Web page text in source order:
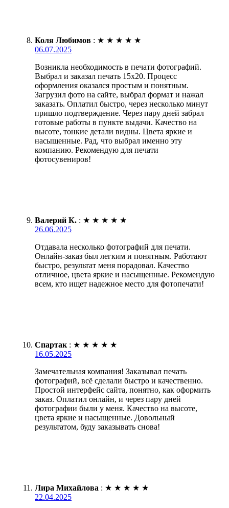
Коля Любимов : ★ ★ ★ ★ ★
06.07.2025
Возникла необходимость в печати фотографий.
Выбрал и заказал печать 15х20. Процесс
оформления оказался простым и понятным.
Загрузил фото на сайте, выбрал формат и нажал
заказать. Оплатил быстро, через несколько минут
пришло подтверждение. Через пару дней забрал
готовые работы в пункте выдачи. Качество на
высоте, тонкие детали видны. Цвета яркие и
насыщенные. Рад, что выбрал именно эту
компанию. Рекомендую для печати
фотосувениров!
Валерий К. : ★ ★ ★ ★ ★
26.06.2025
Отдавала несколько фотографий для печати.
Онлайн-заказ был легким и понятным. Работают
быстро, результат меня порадовал. Качество
отличное, цвета яркие и насыщенные. Рекомендую
всем, кто ищет надежное место для фотопечати!
Спартак : ★ ★ ★ ★ ★
16.05.2025
Замечательная компания! Заказывал печать
фотографий, всё сделали быстро и качественно.
Простой интерфейс сайта, понятно, как оформить
заказ. Оплатил онлайн, и через пару дней
фотографии были у меня. Качество на высоте,
цвета яркие и насыщенные. Довольный
результатом, буду заказывать снова!
Лира Михайлова : ★ ★ ★ ★ ★
22.04.2025